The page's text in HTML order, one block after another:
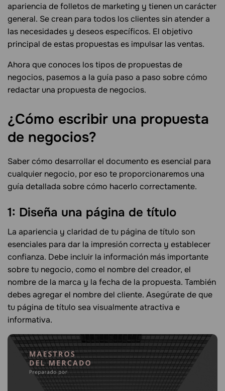
apariencia de folletos de marketing y tienen un carácter
general. Se crean para todos los clientes sin atender a
las necesidades y deseos específicos. El objetivo
principal de estas propuestas es impulsar las ventas.
Ahora que conoces los tipos de propuestas de
negocios, pasemos a la guía paso a paso sobre cómo
redactar una propuesta de negocios.
¿Cómo escribir una propuesta
de negocios?
Saber cómo desarrollar el documento es esencial para
cualquier negocio, por eso te proporcionaremos una
guía detallada sobre cómo hacerlo correctamente.
1: Diseña una página de título
La apariencia y claridad de tu página de título son
esenciales para dar la impresión correcta y establecer
confianza. Debe incluir la información más importante
sobre tu negocio, como el nombre del creador, el
nombre de la marca y la fecha de la propuesta. También
debes agregar el nombre del cliente. Asegúrate de que
tu página de título sea visualmente atractiva e
informativa.